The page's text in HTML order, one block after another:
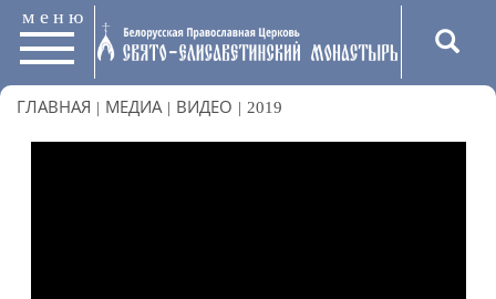
меню
ГЛАВНАЯ | МЕДИА | ВИДЕО | 2019